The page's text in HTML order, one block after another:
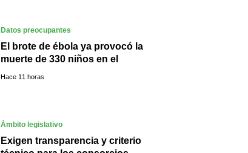
Datos preocupantes
El brote de ébola ya provocó la
muerte de 330 niños en el
Hace 11 horas
Ámbito legislativo
Exigen transparencia y criterio